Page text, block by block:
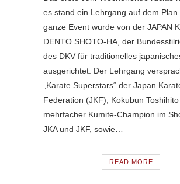
es stand ein Lehrgang auf dem
ganze Event wurde von der JAPAN
DENTO SHOTO-HA, der
des DKV für traditionelles
ausgerichtet. Der Lehrgang
„Karate Superstars“ der Japan
Federation (JKF), Kokubun Toshihito
mehrfacher Kumite-Champion im
JKA und JKF, sowie…
READ MORE